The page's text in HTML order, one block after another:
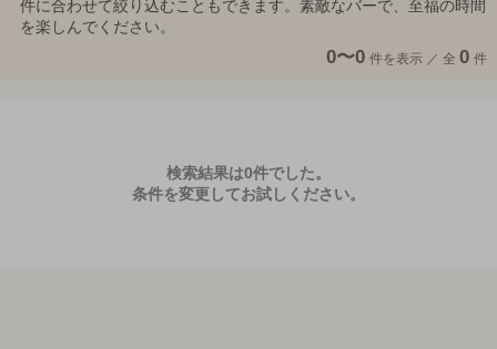
件に合わせて絞り込むこともできます。素敵なバーで、至福の時間
を楽しんでください。
0〜0 件を表示 ／ 全 0 件
検索結果は0件でした。
条件を変更してお試しください。